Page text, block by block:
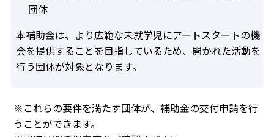
団体
本補助金は、より広範な未就学児にアートスタートの機
会を提供することを目指しているため、開かれた活動を
行う団体が対象となります。
※これらの要件を満たす団体が、補助金の交付申請を行
うことができます。